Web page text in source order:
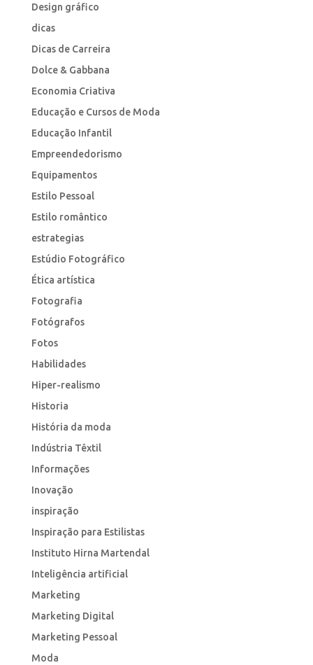
Design gráfico
dicas
Dicas de Carreira
Dolce & Gabbana
Economia Criativa
Educação e Cursos de Moda
Educação Infantil
Empreendedorismo
Equipamentos
Estilo Pessoal
Estilo romântico
estrategias
Estúdio Fotográfico
Ética artística
Fotografia
Fotógrafos
Fotos
Habilidades
Hiper-realismo
Historia
História da moda
Indústria Têxtil
Informações
Inovação
inspiração
Inspiração para Estilistas
Instituto Hirna Martendal
Inteligência artificial
Marketing
Marketing Digital
Marketing Pessoal
Moda